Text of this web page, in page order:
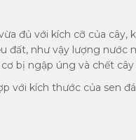
đủ với kích cỡ của cây,
như vậy lượng nước
bị ngập úng và chết
với kích thước của sen